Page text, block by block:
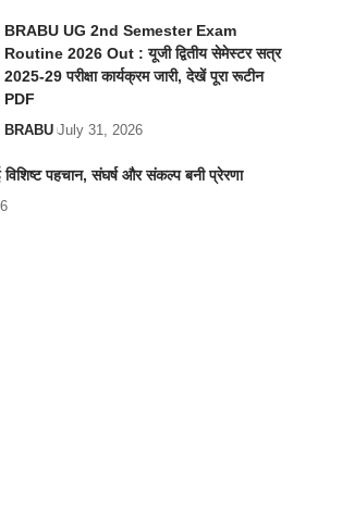
BRABU UG 2nd Semester Exam
Routine 2026 Out : यूजी द्वितीय सेमेस्टर सत्र
2025-29 परीक्षा कार्यक्रम जारी, देखें पूरा रूटीन
PDF
BRABU July 31, 2026
विशिष्ट पहचान, संघर्ष और संकल्प बनी प्रेरणा